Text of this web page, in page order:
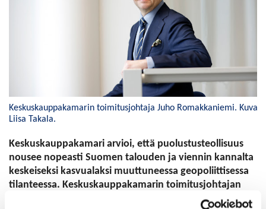
Keskuskauppakamarin toimitusjohtaja Juho Romakkaniemi. Kuva
Liisa Takala.
Keskuskauppakamari arvioi, että puolustusteollisuus
nousee nopeasti Suomen talouden ja viennin kannalta
keskeiseksi kasvualaksi muuttuneessa geopoliittisessa
tilanteessa. Keskuskauppakamarin toimitusjohtajan
Juho Romakkaniemen mukaan nyt on ratkaisevaa, että